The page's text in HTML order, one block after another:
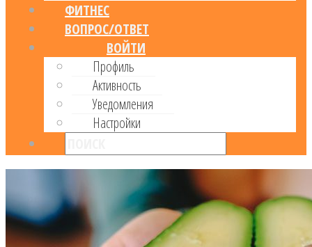
ФИТНЕС
ВОПРОС/ОТВЕТ
ВОЙТИ
Профиль
Активность
Уведомления
Настройки